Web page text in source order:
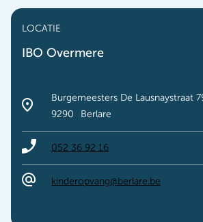
LOCATIE
IBO Overmere
Burgemeesters De Lausnaystraat
9290
Berlare
052 36 92 16
kinderopvang@berlare.be